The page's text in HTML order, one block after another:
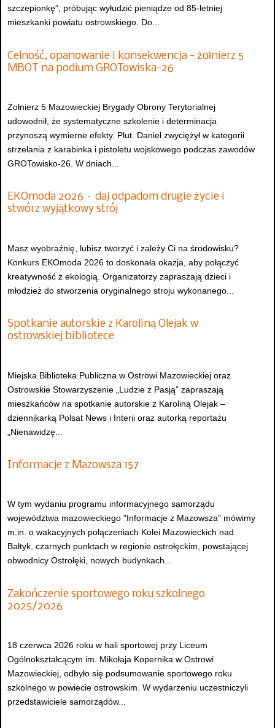
szczepionkę”, próbując wyłudzić pieniądze od 85-letniej
mieszkanki powiatu ostrowskiego. Do...
Celność, opanowanie i konsekwencja - żołnierz 5
MBOT na podium GROTowiska-26
Żołnierz 5 Mazowieckiej Brygady Obrony Terytorialnej
udowodnił, że systematyczne szkolenie i determinacja
przynoszą wymierne efekty. Plut. Daniel zwyciężył w kategorii
strzelania z karabinka i pistoletu wojskowego podczas zawodów
GROTowisko-26. W dniach...
EKOmoda 2026 – daj odpadom drugie życie i
stwórz wyjątkowy strój
Masz wyobraźnię, lubisz tworzyć i zależy Ci na środowisku?
Konkurs EKOmoda 2026 to doskonała okazja, aby połączyć
kreatywność z ekologią. Organizatorzy zapraszają dzieci i
młodzież do stworzenia oryginalnego stroju wykonanego...
Spotkanie autorskie z Karoliną Olejak w
ostrowskiej bibliotece
Miejska Biblioteka Publiczna w Ostrowi Mazowieckiej oraz
Ostrowskie Stowarzyszenie „Ludzie z Pasją” zapraszają
mieszkańców na spotkanie autorskie z Karoliną Olejak –
dziennikarką Polsat News i Interii oraz autorką reportażu
„Nienawidzę...
Informacje z Mazowsza 157
W tym wydaniu programu informacyjnego samorządu
województwa mazowieckiego "Informacje z Mazowsza" mówimy
m.in. o wakacyjnych połączeniach Kolei Mazowieckich nad
Bałtyk, czarnych punktach w regionie ostrołęckim, powstającej
obwodnicy Ostrołęki, nowych budynkach...
Zakończenie sportowego roku szkolnego
2025/2026
18 czerwca 2026 roku w hali sportowej przy Liceum
Ogólnokształcącym im. Mikołaja Kopernika w Ostrowi
Mazowieckiej, odbyło się podsumowanie sportowego roku
szkolnego w powiecie ostrowskim. W wydarzeniu uczestniczyli
przedstawiciele samorządów...